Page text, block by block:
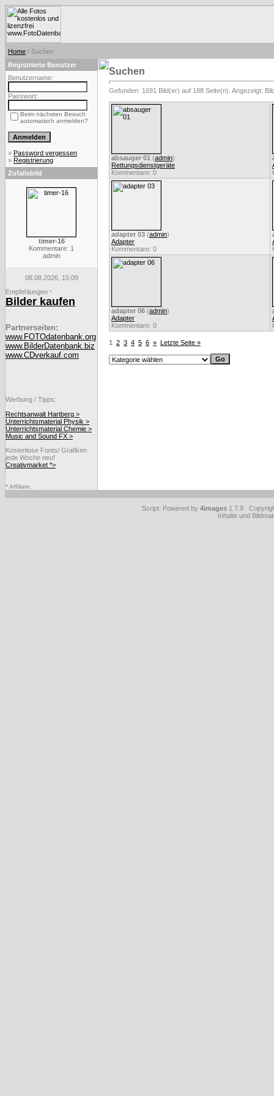
Home / Suchen
Registrierte Benutzer
Benutzername:
Passwort:
Beim nächsten Besuch
automatisch anmelden?
» Password vergessen
» Registrierung
Zufallsbild
timer-16
Kommentare: 1
admin
08.08.2026, 15:09
Empfehlungen *
Bilder kaufen
Partnerseiten:
www.FOTOdatenbank.org
www.BilderDatenbank.biz
www.CDverkauf.com
Werbung / Tipps:
Rechtsanwalt Hartberg >
Unterrichtsmaterial Physik >
Unterrichtsmaterial Chemie >
Music and Sound FX >
Kostenlose Fonts/ Grafiken
jede Woche neu!
Creativmarket *>
* Affiliate.
Suchen
Gefunden: 1691 Bild(er) auf 188 Seite(n). Angezeigt:
absauger 01 (admin)
Rettungsdienstgeräte
Kommentare: 0
adapter 03 (admin)
Adapter
Kommentare: 0
adapter 06 (admin)
Adapter
Kommentare: 0
1 2 3 4 5 6 » Letzte Seite »
Script: Powered by 4images 1.7.9
Inhalte und